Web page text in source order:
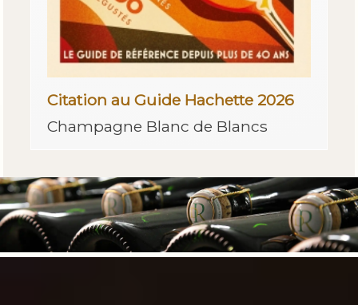
Citation au Guide Hachette 2026
Champagne Blanc de Blancs